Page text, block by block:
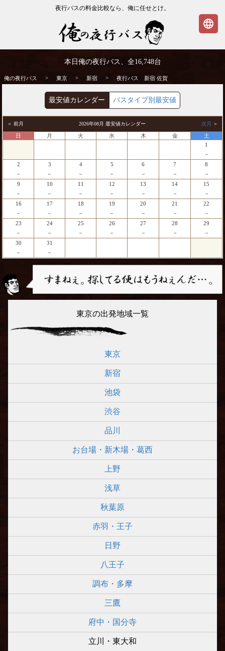
夜行バスの料金比較なら、俺に任せとけ。
夜行バス
本日俺の夜行バス、全16,748台
俺の夜行バス > 東京 > 新宿 > 夜行バス 新宿 佐賀
最安値カレンダー バスタイプ別最安値
＜ 前月 2026年08月 最安値カレンダー 次月 ＞
日 月 火 水 木 金
土
1
－
2
－
3
－
4
－
5
－
6
－
7
－
8
－
9
－
10
－
11
－
12
－
13
－
14
－
15
－
16
－
17
－
18
－
19
－
20
－
21
－
22
－
23
－
24
－
25
－
26
－
27
－
28
－
29
－
30
－
31
－
東京の出発地域一覧
東京
新宿
池袋
渋谷
品川
お台場・新木場・葛西
上野
浅草
秋葉原
赤羽・王子
日野
八王子
調布・多摩
三鷹
府中・国分寺
立川・東大和
language